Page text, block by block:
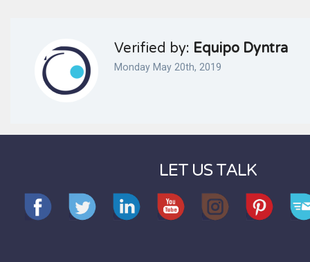
Verified by: Equipo Dyntra
Monday May 20th, 2019
LET US TALK